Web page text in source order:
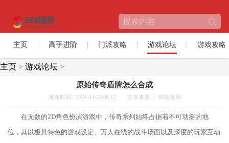
主页 高手进阶 门派攻略 游戏论坛 游戏攻略
主页 > 游戏论坛 >
原始传奇盾牌怎么合成
发布时间 : 2024-04-28 08:12 文章来源 ： 66新服网
在无数的2D角色扮演游戏中，传奇系列始终占据着不可动摇的地
位，其以极具特色的游戏设定、万人在线的战斗场面以及深度的玩家互动